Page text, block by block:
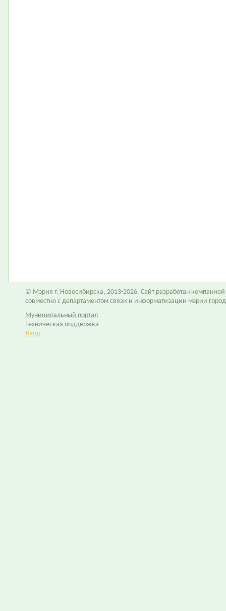
© Мэрия г. Новосибирска, 2013-2026. Сайт разработан компанией
совместно с департаментом связи и информатизации мэрии
Муниципальный портал
Техническая поддержка
Вход